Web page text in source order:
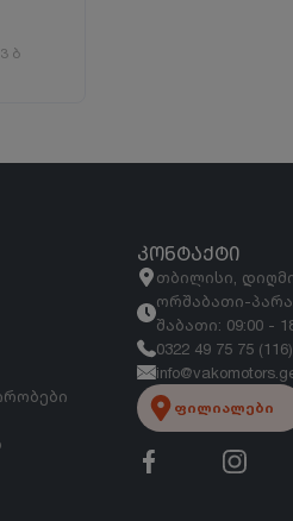
ბ
ᲙᲝᲜᲢᲐᲥᲢᲘ
თბილისი,
ორშაბათი-
შაბათი: 09:00 -
0322 49 75 75 (116)
ფილიალები